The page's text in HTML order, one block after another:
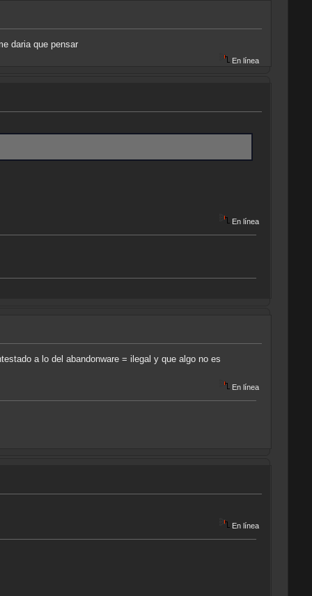
daria que pensar
En línea
En línea
a lo del abandonware = ilegal y que algo no es
En línea
En línea